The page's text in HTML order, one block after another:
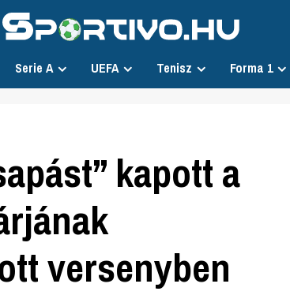
Serie A UEFA Tenisz Forma 1
kapott a
versenyben